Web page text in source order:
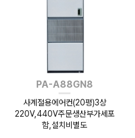
PA-A88GN8
사계절용에어컨(20평)3상
220V,440V주문생산부가세포
함,설치비별도